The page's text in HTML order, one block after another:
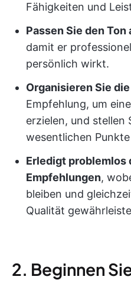
Fähigkeiten und
Passen Sie den
damit er
persönlich wirkt.
Organisieren Sie
Empfehlung, um
erzielen, und stellen
wesentlichen
Erledigt problemlos
Empfehlungen,
bleiben und
Qualität
2. Beginnen